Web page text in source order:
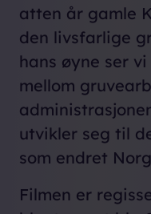
atten år gamle
den livsfarlige
hans øyne ser
mellom
utvikler seg til
som endret
Filmen er